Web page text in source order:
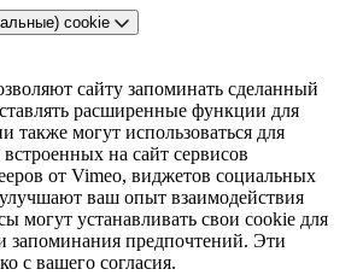
cookie
сайту запоминать сделанный
расширенные функции для
также могут использоваться для
на сайт сервисов
от Vimeo, виджетов социальных
ваш опыт взаимодействия
могут устанавливать свои cookie для
запоминания предпочтений. Эти
с вашего согласия.